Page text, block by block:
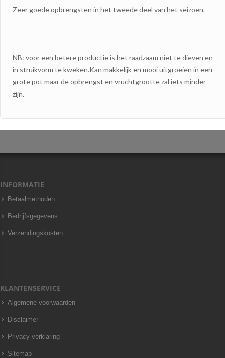
Zeer goede opbrengsten in het tweede deel van het seizoen.
NB: voor een betere productie is het raadzaam niet te dieven en
in struikvorm te kweken.Kan makkelijk en mooi uitgroeien in een
grote pot maar de opbrengst en vruchtgrootte zal iets minder
zijn.
INFORMATIE
Betaalmethoden
Bedrijfsgegevens
Verzendingskosten
KLANTENSERVICE
Algemene voorwaarden
Disclaimer
Privacy verklaring
Sitemap